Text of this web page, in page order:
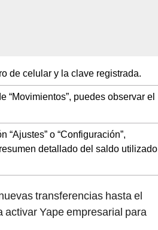
de celular y la clave registrada.
puedes observar el
o “Configuración”,
detallado del saldo utilizado
transferencias hasta el
activar Yape empresarial para